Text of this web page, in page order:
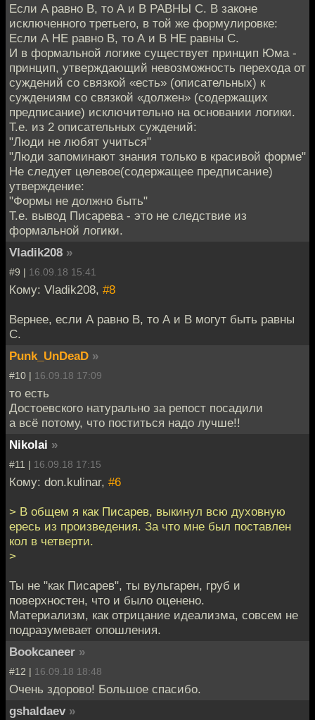
Если A равно B, то А и B РАВНЫ C. В законе
исключенного третьего, в той же формулировке:
Если А НЕ равно B, то А и B НЕ равны С.
И в формальной логике существует принцип Юма -
принцип, утверждающий невозможность перехода от
суждений со связкой «есть» (описательных) к
суждениям со связкой «должен» (содержащих
предписание) исключительно на основании логики.
Т.е. из 2 описательных суждений:
"Люди не любят учиться"
"Люди запоминают знания только в красивой форме"
Не следует целевое(содержащее предписание)
утверждение:
"Формы не должно быть"
Т.е. вывод Писарева - это не следствие из
формальной логики.
Vladik208 »
#9 | 16.09.18 15:41
Кому: Vladik208, #8
Вернее, если А равно В, то А и В могут быть равны
C.
Punk_UnDeaD »
#10 | 16.09.18 17:09
то есть
Достоевского натурально за репост посадили
а всё потому, что поститься надо лучше!!
Nikolai »
#11 | 16.09.18 17:15
Кому: don.kulinar, #6
> В общем я как Писарев, выкинул всю духовную
ересь из произведения. За что мне был поставлен
кол в четверти.
>
Ты не "как Писарев", ты вульгарен, груб и
поверхностен, что и было оценено.
Материализм, как отрицание идеализма, совсем не
подразумевает опошления.
Bookcaneer »
#12 | 16.09.18 18:48
Очень здорово! Большое спасибо.
gshaldaev »